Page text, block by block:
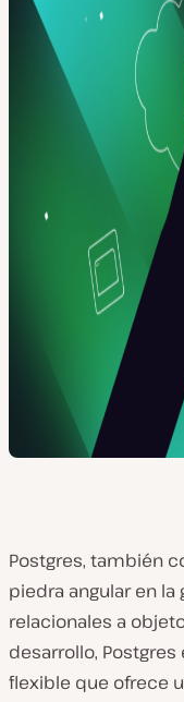
Postgres, también
piedra angular en
relacionales a
desarrollo,
flexible que ofrece